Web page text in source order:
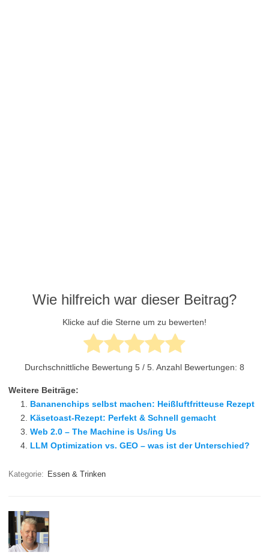
Wie hilfreich war dieser Beitrag?
Klicke auf die Sterne um zu bewerten!
Durchschnittliche Bewertung 5 / 5. Anzahl Bewertungen: 8
Weitere Beiträge:
Bananenchips selbst machen: Heißluftfritteuse Rezept
Käsetoast-Rezept: Perfekt & Schnell gemacht
Web 2.0 – The Machine is Us/ing Us
LLM Optimization vs. GEO – was ist der Unterschied?
Kategorie: Essen & Trinken